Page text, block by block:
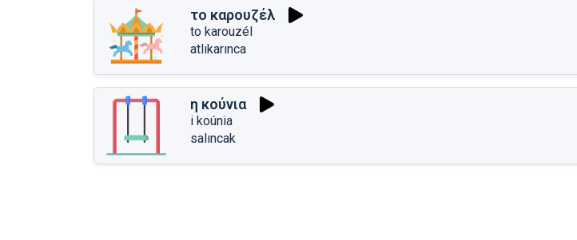
το καρουζέλ
to karouzél
atlıkarınca
η κούνια
i koúnia
salıncak